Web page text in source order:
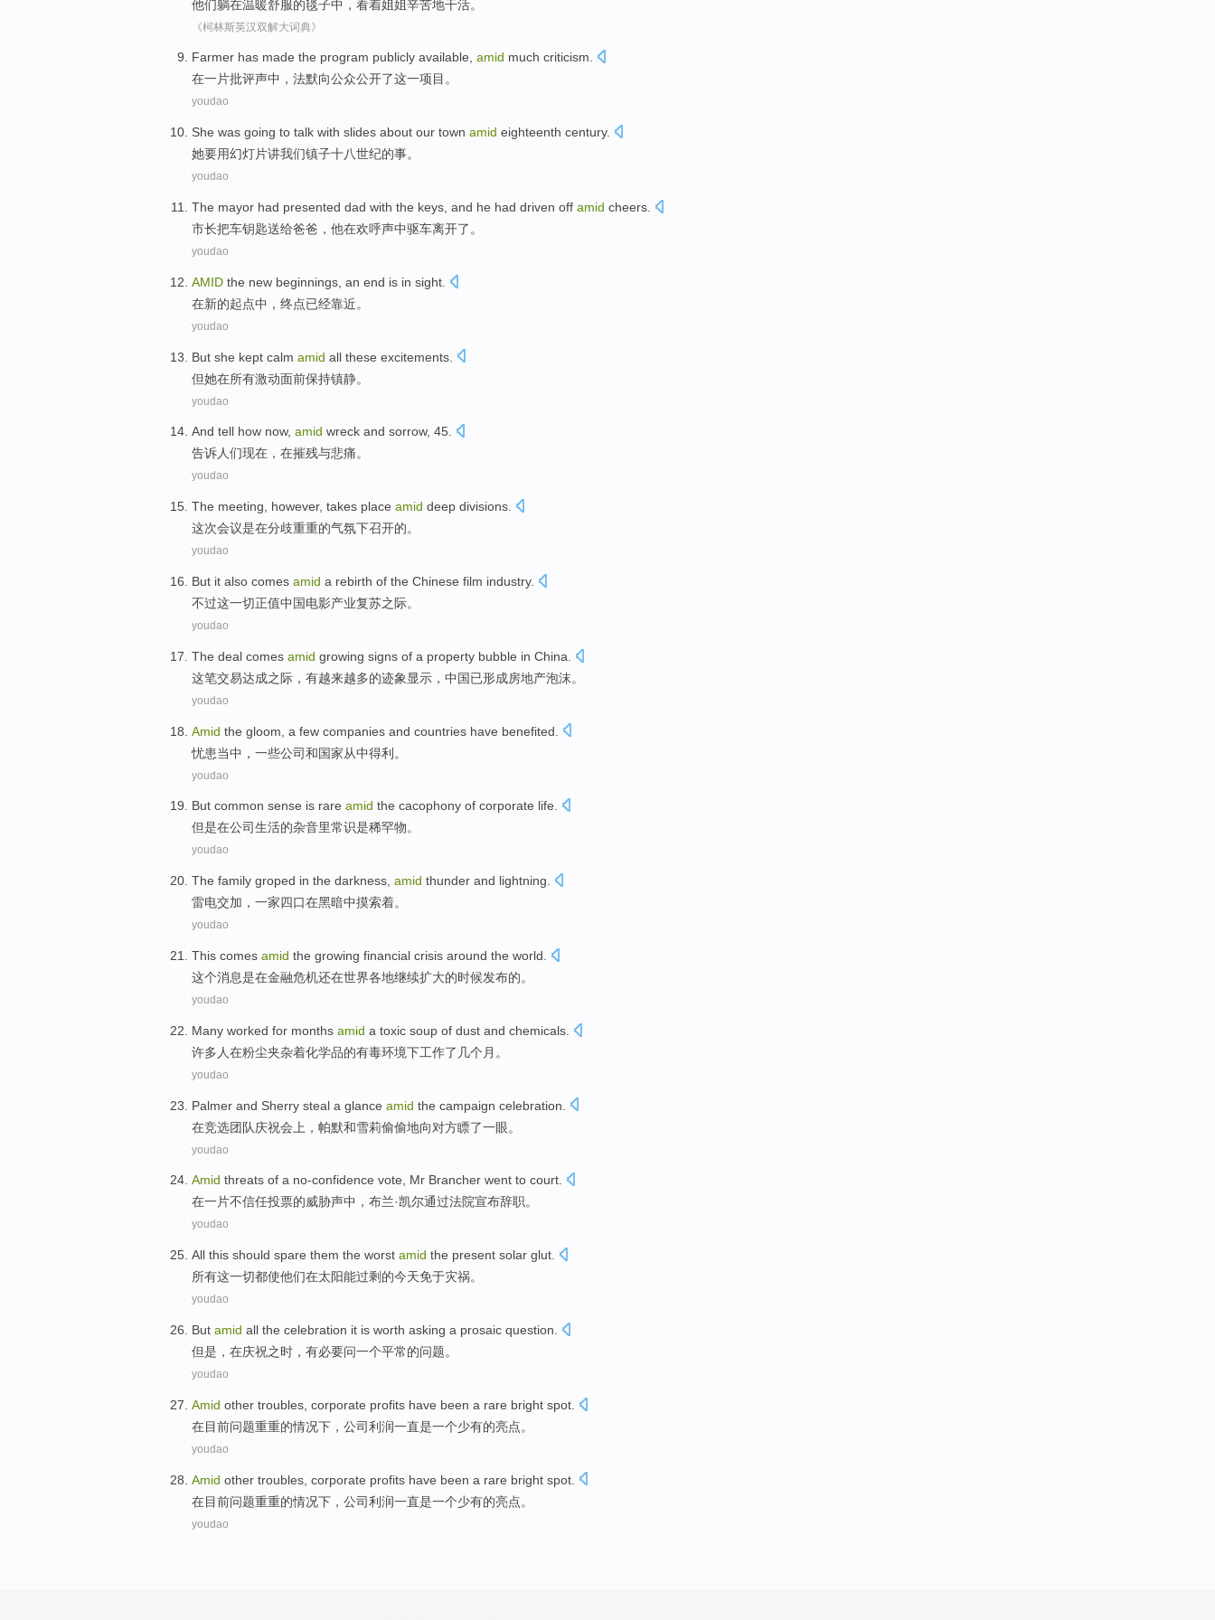
他们躺在温暖舒服的毯子中， 看着姐姐辛苦地干活。
《柯林斯英汉双解大词典》
Farmer has made the program publicly available, amid much criticism.
在一片批评声中 ，法默向公众公开了这一项目 。
youdao
She was going to talk with slides about our town amid eighteenth century.
她要用幻灯片讲我们镇子十八世纪的事。
youdao
The mayor had presented dad with the keys , and he had driven off amid cheers.
市长把车钥匙送给爸爸 ， 他在欢呼声中驱车离开了 。
youdao
AMID the new beginnings an end is in sight
在新的起点中， 终点已经靠近。
youdao
But she kept calm amid all these excitements
但她在所有激动面前保持镇静。
youdao
And tell how now, amid wreck and sorrow, 45.
告诉人们现在 ， 在摧残与悲痛。
youdao
The meeting , however, takes place amid deep divisions
这次会议是在分歧重重的气氛下召开的。
youdao
But it also comes amid a rebirth of the Chinese film industry.
不过这一切正值中国电影产业复苏之际。
youdao
The deal comes amid growing signs of a property bubble in China
这笔交易达成之际 ，有越来越多的迹象显示 ，中国已形成房地产泡沫。
youdao
Amid the gloom, a few companies and countries have benefited
忧患当中 ， 一些公司和国家从中得利。
youdao
But common sense is rare amid the cacophony of corporate life.
但是在公司生活的杂音里常识是稀罕物。
youdao
The family groped in the darkness amid thunder and lightning
雷电交加 ， 一家四口在黑暗中摸索着。
youdao
This comes amid the growing financial crisis around the world
这个消息是在金融危机还在世界各地继续扩大的时候发布的。
youdao
Many worked for months amid a toxic soup of dust and chemicals
许多人在粉尘夹杂着化学品的有毒环境下工作了 几个 月。
youdao
Palmer and Sherry steal a glance amid the campaign celebration
在竞选团队庆祝会上， 帕默和雪莉偷偷地向对方瞟了一眼。
youdao
Amid threats of a no-confidence vote, Mr Brancher went to court.
在一片不信任投票的威胁声中， 布兰·凯尔通过法院宣布辞职。
youdao
All this should spare them the worst amid the present solar glut
所有这一切都使他们在太阳能过剩 的今天免于灾祸。
youdao
But amid all the celebration it is worth asking a prosaic question
但是 ， 在庆祝之时， 有必要问一个平常的问题。
youdao
Amid other troubles corporate profits have been a rare bright spot
在目前问题重重的情况下， 公司利润一直是一个少有的亮点。
youdao
Amid other troubles corporate profits have been a rare bright spot
在目前问题重重的情况下， 公司利润一直是一个少有的亮点。
youdao